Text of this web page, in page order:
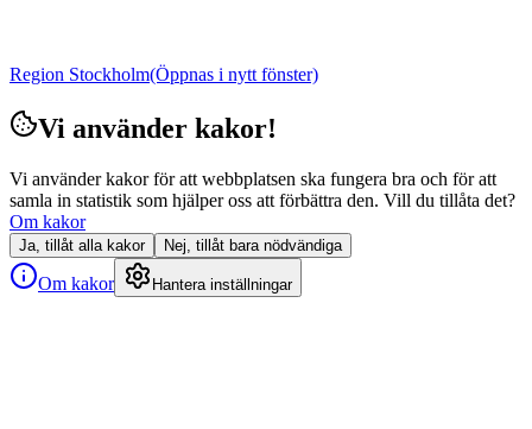
Region Stockholm(Öppnas i nytt fönster)
Vi använder kakor!
Vi använder kakor för att webbplatsen ska fungera bra och för att
samla in statistik som hjälper oss att förbättra den. Vill du tillåta det?
Om kakor
Ja, tillåt alla kakor Nej, tillåt bara nödvändiga
Om kakor Hantera inställningar